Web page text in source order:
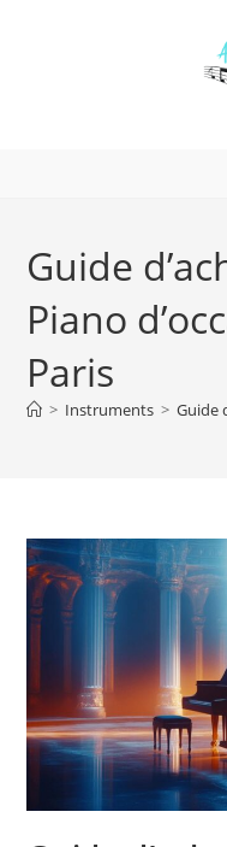
Guide
Piano
Paris
> Instruments > Guide